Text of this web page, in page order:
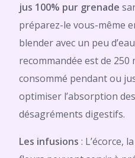
jus 100% pur grenade
préparez-le vous-même
blender avec un peu
recommandée est de
consommé pendant ou
optimiser l’absorption
désagréments digestifs.
Les infusions : L’écorce,